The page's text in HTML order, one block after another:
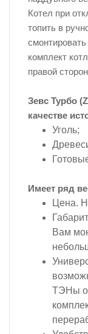
Котел при
топить в
смонтировать
комплект
правой
Зевс Турбо
качестве
Уголь;
Имеет ряд
Цена.
Вам
ТЭНы